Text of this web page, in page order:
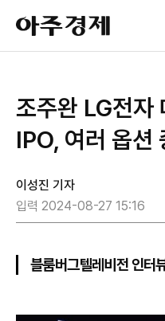
아
주
경
조주완 LG전자
IPO, 여러 옵션
이성진 기자
입력 2024-08-27 15:16
블룸버그텔레비전 인터